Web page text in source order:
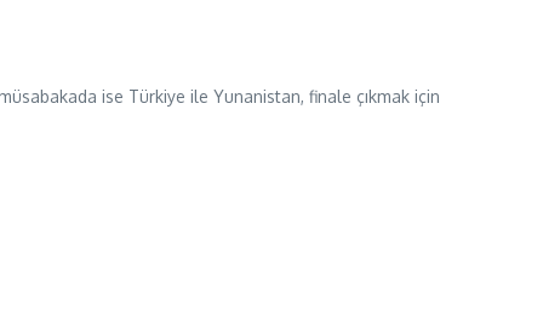
ise Türkiye ile Yunanistan, finale çıkmak için